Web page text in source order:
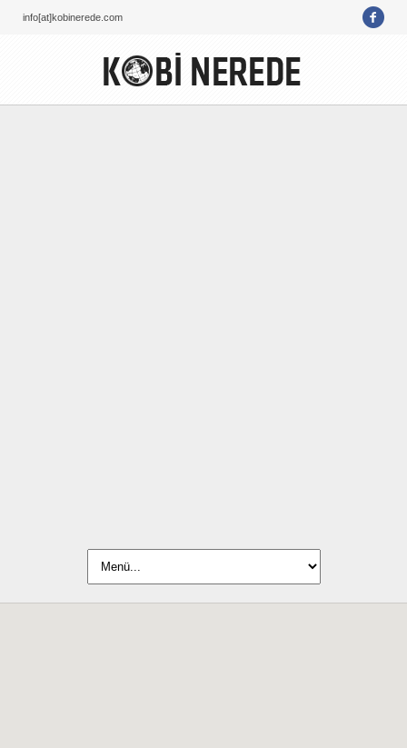
info[at]kobinerede.com